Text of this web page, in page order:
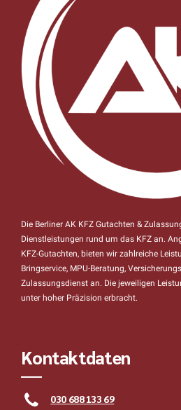
Die Berliner AK KFZ Gutachten &
Dienstleistungen rund um das KFZ an.
KFZ-Gutachten, bieten wir zahlreiche
Bringservice, MPU-Beratung,
Zulassungsdienst an. Die jeweiligen
unter hoher Präzision erbracht.
Kontaktdaten
030 688 133 69